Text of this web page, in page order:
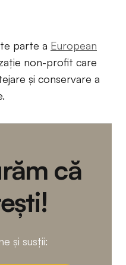
parte a European
non-profit care
și conservare a
că
și susții: